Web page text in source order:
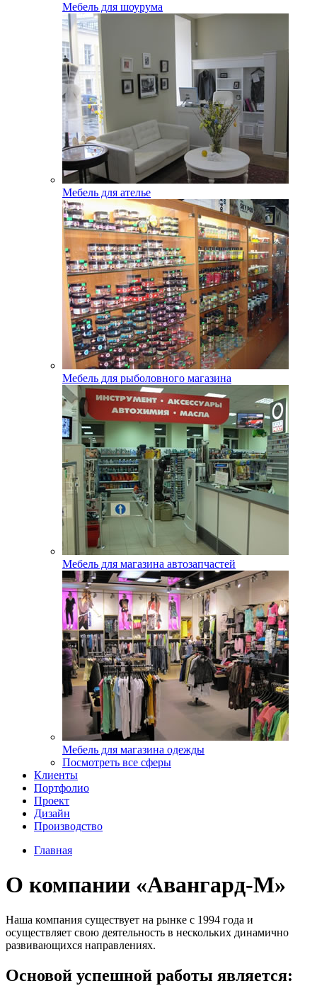
Мебель для шоурума
Мебель для ателье
Мебель для рыболовного магазина
Мебель для магазина автозапчастей
Мебель для магазина одежды
Посмотреть все сферы
Клиенты
Портфолио
Проект
Дизайн
Производство
Главная
О компании «Авангард-М»
Наша компания существует на рынке с 1994 года и
осуществляет свою деятельность в нескольких динамично
развивающихся направлениях.
Основой успешной работы является: